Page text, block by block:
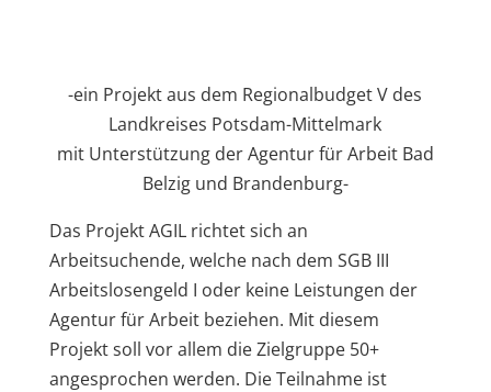
-ein Projekt aus dem Regionalbudget V des
Landkreises Potsdam-Mittelmark
mit Unterstützung der Agentur für Arbeit Bad
Belzig und Brandenburg-
Das Projekt AGIL richtet sich an
Arbeitsuchende, welche nach dem SGB III
Arbeitslosengeld I oder keine Leistungen der
Agentur für Arbeit beziehen. Mit diesem
Projekt soll vor allem die Zielgruppe 50+
angesprochen werden. Die Teilnahme ist